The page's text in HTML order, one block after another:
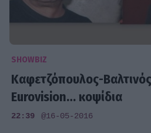
SHOWBIZ
Καφετζόπουλος-
Eurovision… κοψίδια
22:39 @16-05-2016